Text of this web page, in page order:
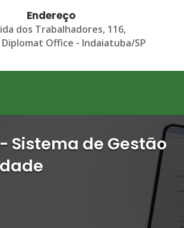
Endereço
dos Trabalhadores, 116,
Diplomat Office - Indaiatuba/SP
- Sistema de Gestão